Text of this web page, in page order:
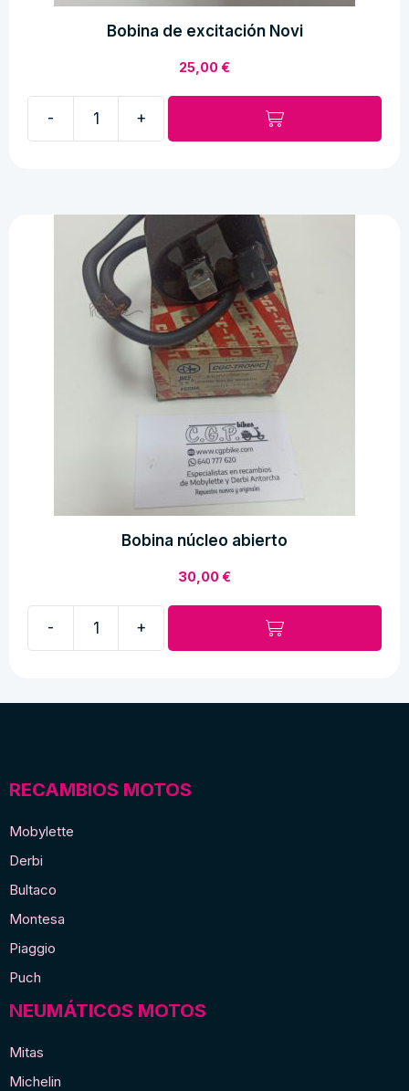
Bobina de excitación Novi
25,00€
-
cantidad
+
Bobina núcleo abierto
30,00€
-
cantidad
+
RECAMBIOS MOTOS
Mobylette
Derbi
Bultaco
Montesa
Piaggio
Puch
NEUMÁTICOS MOTOS
Mitas
Michelin